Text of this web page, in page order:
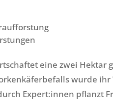
eine zwei Hektar
wurde
Expert:innen pflanzt